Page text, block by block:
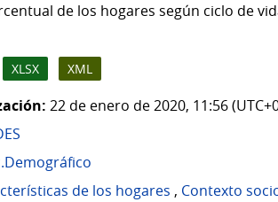
de los hogares según ciclo de
XLSX XML
22 de enero de 2020, 11:56
de los hogares , Contexto